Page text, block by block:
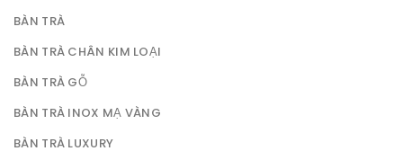
BÀN TRÀ
BÀN TRÀ CHÂN KIM LOẠI
BÀN TRÀ GỖ
BÀN TRÀ INOX MẠ VÀNG
BÀN TRÀ LUXURY